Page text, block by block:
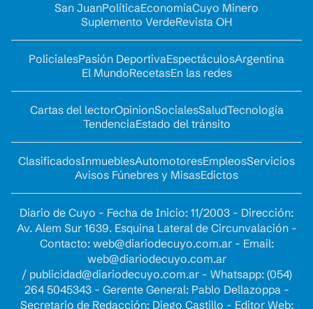
San JuanPolíticaEconomíaCuyo Minero
Suplemento VerdeRevista OH
PolicialesPasión DeportivaEspectáculosArgentina
El MundoRecetasEn las redes
Cartas del lectorOpinionSocialesSaludTecnología
TendenciaEstado del tránsito
ClasificadosInmueblesAutomotoresEmpleosServicios
Avisos Fúnebres y MisasEdictos
Diario de Cuyo - Fecha de Inicio: 11/2003 - Dirección:
Av. Alem Sur 1639. Esquina Lateral de Circunvalación -
Contacto: web@diariodecuyo.com.ar- Email:
web@diariodecuyo.com.ar
/ publicidad@diariodecuyo.com.ar- Whatsapp: (054)
264 5045343 - Gerente General: Pablo Dellazoppa -
Secretario de Redacción: Diego Castillo - Editor Web: